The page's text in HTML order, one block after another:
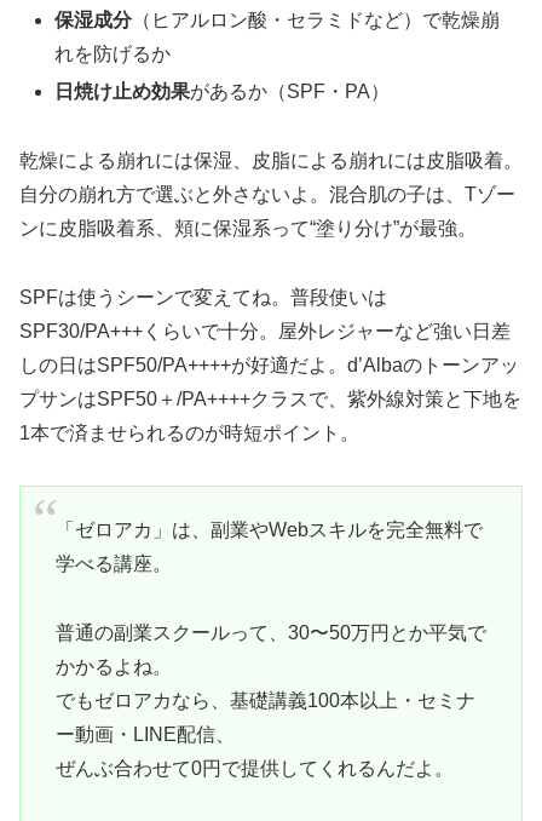
保湿成分（ヒアルロン酸・セラミドなど）で乾燥崩
れを防げるか
日焼け止め効果があるか（SPF・PA）
乾燥による崩れには保湿、皮脂による崩れには皮脂吸着。
自分の崩れ方で選ぶと外さないよ。混合肌の子は、Tゾー
ンに皮脂吸着系、頬に保湿系って“塗り分け”が最強。
SPFは使うシーンで変えてね。普段使いは
SPF30/PA+++くらいで十分。屋外レジャーなど強い日差
しの日はSPF50/PA++++が好適だよ。d’Albaのトーンアッ
プサンはSPF50＋/PA++++クラスで、紫外線対策と下地を
1本で済ませられるのが時短ポイント。
「ゼロアカ」は、副業やWebスキルを完全無料で
学べる講座。
普通の副業スクールって、30〜50万円とか平気で
かかるよね。
でもゼロアカなら、基礎講義100本以上・セミナ
ー動画・LINE配信、
ぜんぶ合わせて0円で提供してくれるんだよ。